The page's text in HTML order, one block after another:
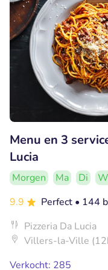
Menu en 3
Lucia
Morgen Ma Di
9.9
Perfect • 144
Pizzeria Da Lucia
Villers-la-Ville
Verkocht: 285